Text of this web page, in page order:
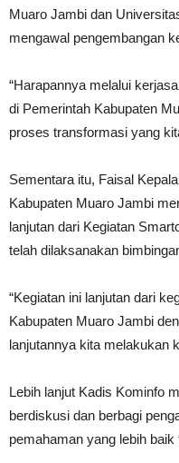
Muaro Jambi dan
mengawal pengembangan
“Harapannya melalui
di Pemerintah Kabupaten
proses transformasi yang
Sementara itu, Faisal
Kabupaten Muaro Jambi
lanjutan dari Kegiatan
telah dilaksanakan
“Kegiatan ini lanjutan dari
Kabupaten Muaro Jambi
lanjutannya kita melakukan
Lebih lanjut Kadis Kominfo
berdiskusi dan berbagi
pemahaman yang lebih